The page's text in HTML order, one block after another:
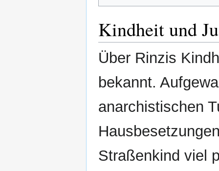
Kindheit und
Über Rinzis
bekannt.
anarchistischen
Straßenkind viel